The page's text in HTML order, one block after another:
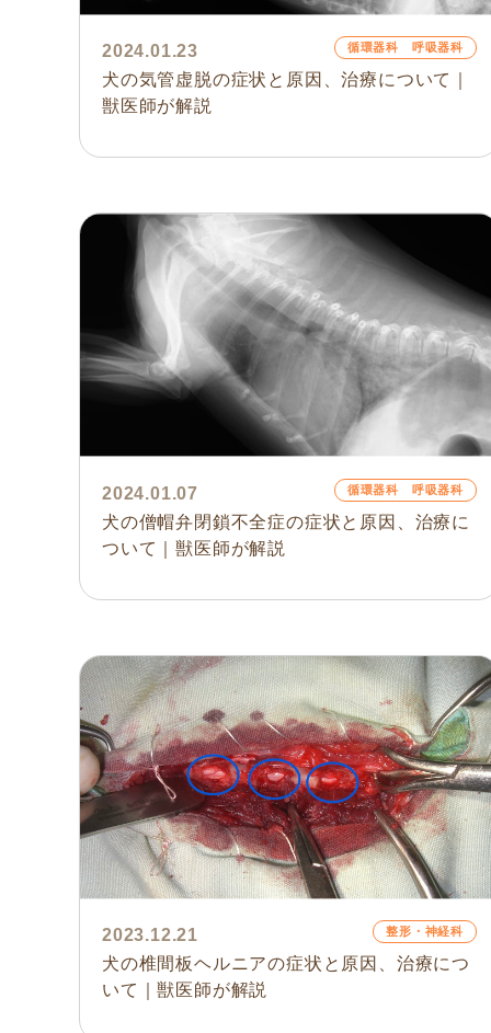
2024.01.23 循環器科 呼吸器科
犬の気管虚脱の症状と原因、治療について｜
獣医師が解説
2024.01.07 循環器科 呼吸器科
犬の僧帽弁閉鎖不全症の症状と原因、治療に
ついて｜獣医師が解説
2023.12.21 整形・神経科
犬の椎間板ヘルニアの症状と原因、治療につ
いて｜獣医師が解説